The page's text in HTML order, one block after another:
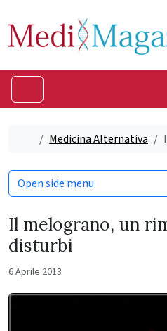
HomeMedicina Alternativa
Il melograno, un
disturbi
6 Aprile 2013
Open side menu